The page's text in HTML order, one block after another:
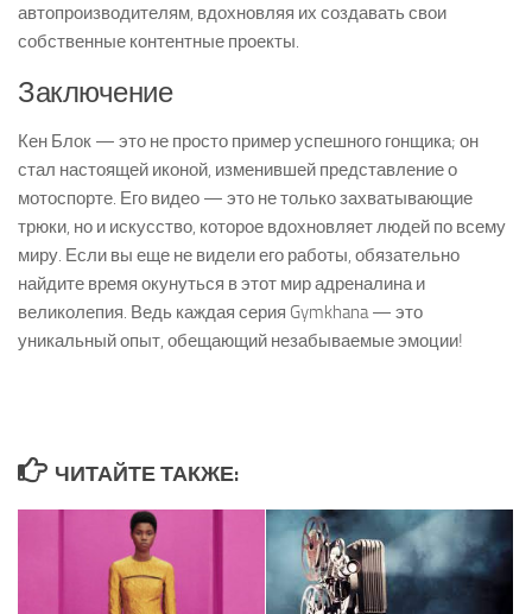
автопроизводителям, вдохновляя их создавать свои
собственные контентные проекты.
Заключение
Кен Блок — это не просто пример успешного гонщика; он
стал настоящей иконой, изменившей представление о
мотоспорте. Его видео — это не только захватывающие
трюки, но и искусство, которое вдохновляет людей по всему
миру. Если вы еще не видели его работы, обязательно
найдите время окунуться в этот мир адреналина и
великолепия. Ведь каждая серия Gymkhana — это
уникальный опыт, обещающий незабываемые эмоции!
ЧИТАЙТЕ ТАКЖЕ: